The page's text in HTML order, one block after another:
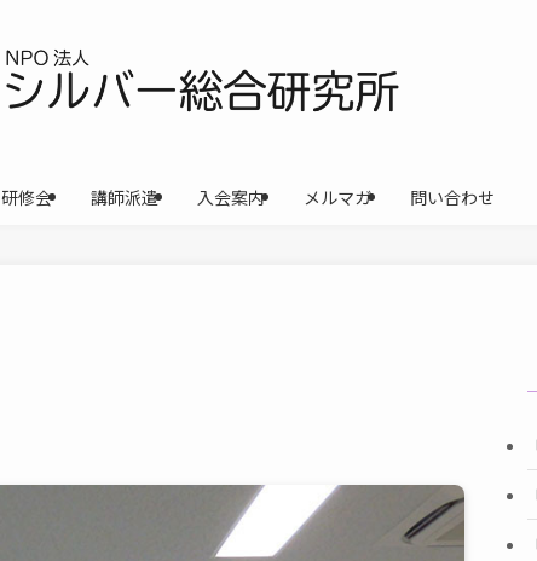
研修会 講師派遣 入会案内 メルマガ 問い合わせ